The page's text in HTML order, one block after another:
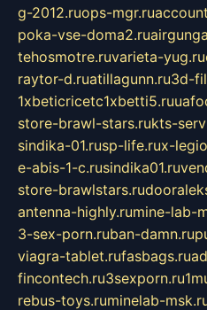
g-2012.ruops-mgr.ru
poka-vse-doma2.ru
tehosmotre.ruvarieta-yug.ru
raytor-d.ruatillagunn.ru3d-
1xbeticricetc1xbetti5.ru
store-brawl-stars.rukts-
sindika-01.rusp-life.rux-
e-abis-1-c.rusindika01.ru
store-brawlstars.ru
antenna-highly.rumine-lab-
3-sex-porn.ruban-damn.ru
viagra-tablet.rufasbags.ru
fincontech.ru3sexporn.ru
rebus-toys.ruminelab-